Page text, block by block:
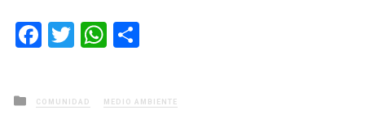
Facebook
TwitterWhatsApp
Posted
in
COMUNIDAD MEDIO AMBIENTE